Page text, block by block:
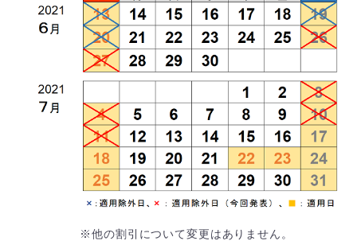
※他の割引について変更はありません。